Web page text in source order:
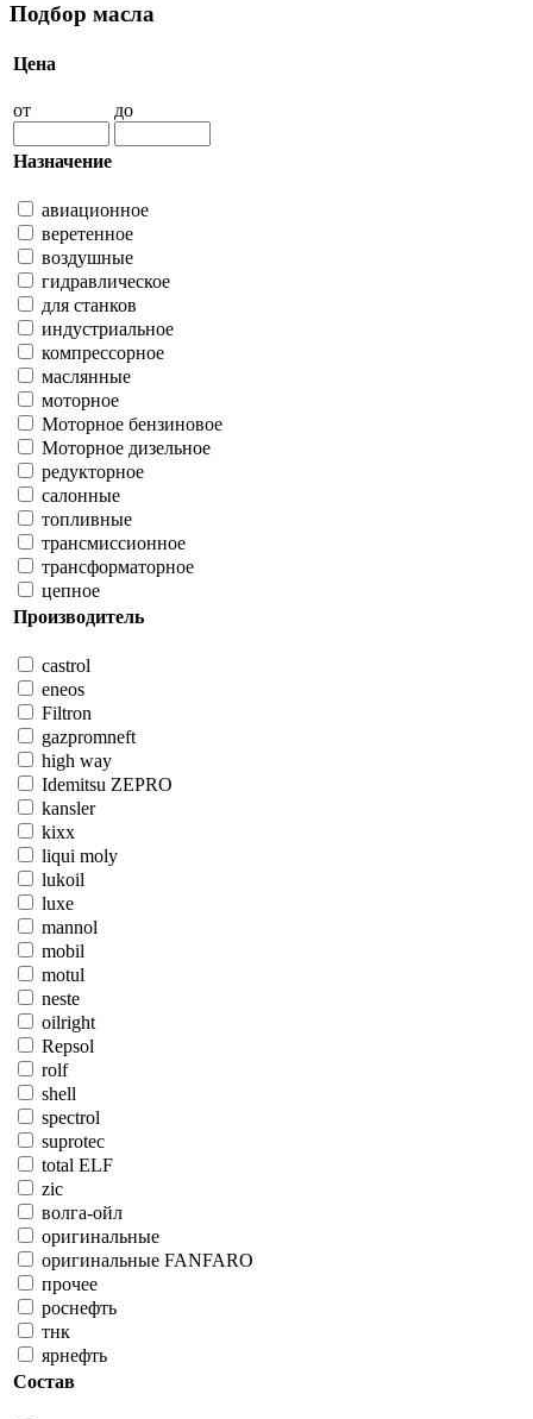
Подбор масла
Цена
от до
Назначение
авиационное
веретенное
воздушные
гидравлическое
для станков
индустриальное
компрессорное
маслянные
моторное
Моторное бензиновое
Моторное дизельное
редукторное
салонные
топливные
трансмиссионное
трансформаторное
цепное
Производитель
castrol
eneos
Filtron
gazpromneft
high way
Idemitsu ZEPRO
kansler
kixx
liqui moly
lukoil
luxe
mannol
mobil
motul
neste
oilright
Repsol
rolf
shell
spectrol
suprotec
total ELF
zic
волга-ойл
оригинальные
оригинальные FANFARO
прочее
роснефть
тнк
ярнефть
Состав